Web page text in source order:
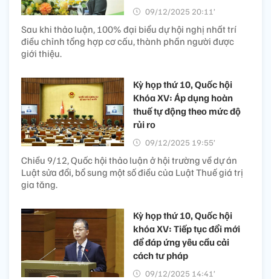
09/12/2025 20:11’
Sau khi thảo luận, 100% đại biểu dự hội nghị nhất trí
điều chỉnh tổng hợp cơ cấu, thành phần người được
giới thiệu.
Kỳ họp thứ 10, Quốc hội
Khóa XV: Áp dụng hoàn
thuế tự động theo mức độ
rủi ro
09/12/2025 19:55’
Chiều 9/12, Quốc hội thảo luận ở hội trường về dự án
Luật sửa đổi, bổ sung một số điều của Luật Thuế giá trị
gia tăng.
Kỳ họp thứ 10, Quốc hội
khóa XV: Tiếp tục đổi mới
để đáp ứng yêu cầu cải
cách tư pháp
09/12/2025 14:41’